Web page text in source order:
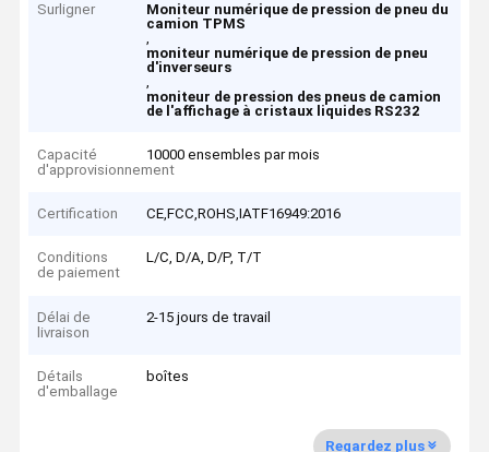
Surligner
Moniteur numérique de pression de pneu du
camion TPMS
,
moniteur numérique de pression de pneu
d'inverseurs
,
moniteur de pression des pneus de camion
de l'affichage à cristaux liquides RS232
Capacité
d'approvisionnement
10000 ensembles par mois
Certification CE,FCC,ROHS,IATF16949:2016
Conditions
de paiement
L/C, D/A, D/P, T/T
Délai de
livraison
2-15 jours de travail
Détails
d'emballage
boîtes
Regardez plus